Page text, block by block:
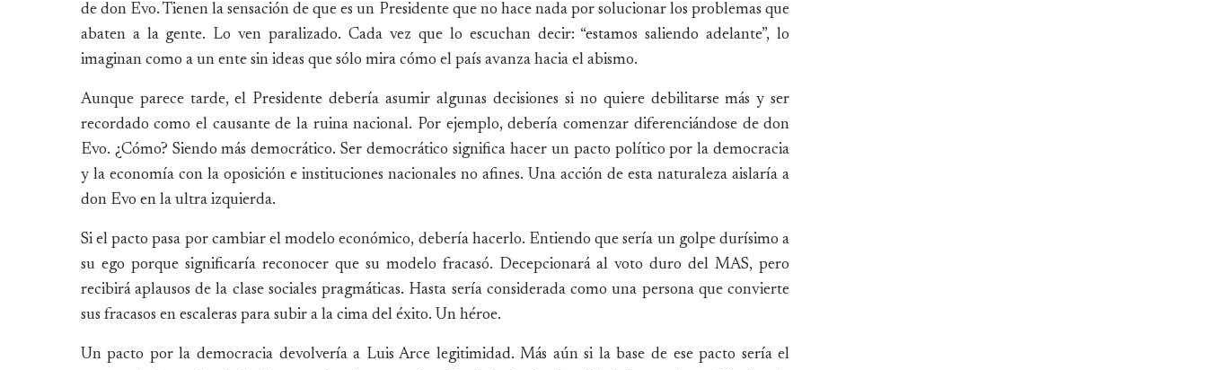
de don Evo. Tienen la sensación de que es un Presidente que no hace nada por solucionar los problemas que
abaten a la gente. Lo ven paralizado. Cada vez que lo escuchan decir: “estamos saliendo adelante”, lo
imaginan como a un ente sin ideas que sólo mira cómo el país avanza hacia el abismo.
Aunque parece tarde, el Presidente debería asumir algunas decisiones si no quiere debilitarse más y ser
recordado como el causante de la ruina nacional. Por ejemplo, debería comenzar diferenciándose de don
Evo. ¿Cómo? Siendo más democrático. Ser democrático significa hacer un pacto político por la democracia
y la economía con la oposición e instituciones nacionales no afines. Una acción de esta naturaleza aislaría a
don Evo en la ultra izquierda.
Si el pacto pasa por cambiar el modelo económico, debería hacerlo. Entiendo que sería un golpe durísimo a
su ego porque significaría reconocer que su modelo fracasó. Decepcionará al voto duro del MAS, pero
recibirá aplausos de la clase sociales pragmáticas. Hasta sería considerada como una persona que convierte
sus fracasos en escaleras para subir a la cima del éxito. Un héroe.
Un pacto por la democracia devolvería a Luis Arce legitimidad. Más aún si la base de ese pacto sería el